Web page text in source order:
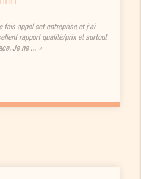
fais appel cet entreprise et j'ai
rapport qualité/prix et surtout
Je ne ...